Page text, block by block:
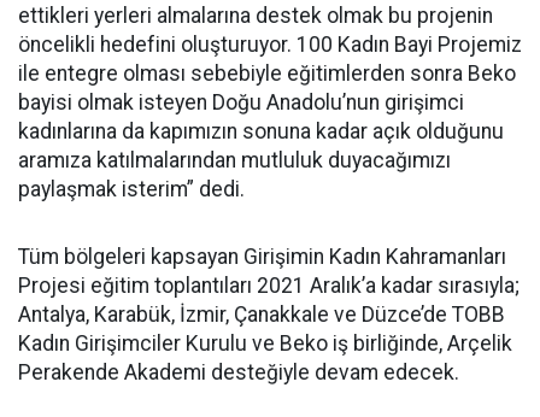
ettikleri yerleri almalarına destek olmak bu projenin
öncelikli hedefini oluşturuyor. 100 Kadın Bayi Projemiz
ile entegre olması sebebiyle eğitimlerden sonra Beko
bayisi olmak isteyen Doğu Anadolu’nun girişimci
kadınlarına da kapımızın sonuna kadar açık olduğunu
aramıza katılmalarından mutluluk duyacağımızı
paylaşmak isterim” dedi.
Tüm bölgeleri kapsayan Girişimin Kadın Kahramanları
Projesi eğitim toplantıları 2021 Aralık’a kadar sırasıyla;
Antalya, Karabük, İzmir, Çanakkale ve Düzce’de TOBB
Kadın Girişimciler Kurulu ve Beko iş birliğinde, Arçelik
Perakende Akademi desteğiyle devam edecek.